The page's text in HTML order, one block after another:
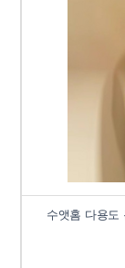
수앳홈 다용도